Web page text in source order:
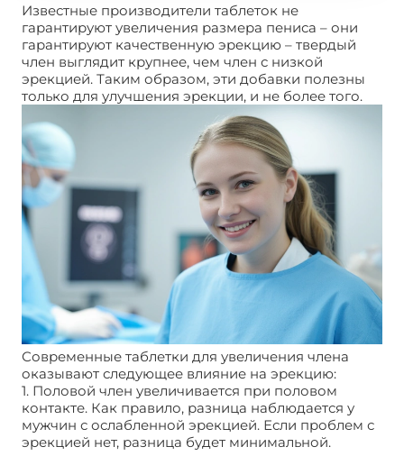
Известные производители таблеток не
гарантируют увеличения размера пениса – они
гарантируют качественную эрекцию – твердый
член выглядит крупнее, чем член с низкой
эрекцией. Таким образом, эти добавки полезны
только для улучшения эрекции, и не более того.
Современные таблетки для увеличения члена
оказывают следующее влияние на эрекцию:
1. Половой член увеличивается при половом
контакте. Как правило, разница наблюдается у
мужчин с ослабленной эрекцией. Если проблем с
эрекцией нет, разница будет минимальной.